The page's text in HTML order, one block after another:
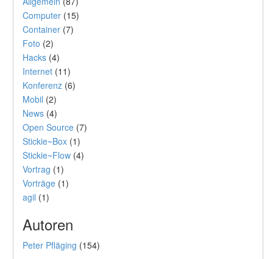
Computer (15)
Container (7)
Foto (2)
Hacks (4)
Internet (11)
Konferenz (6)
Mobil (2)
News (4)
Open Source (7)
Stickie~Box (1)
Stickie~Flow (4)
Vortrag (1)
Vorträge (1)
agil (1)
Autoren
Peter Pfläging (154)